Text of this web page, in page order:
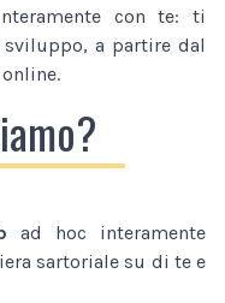
con te: ti
a partire dal
ad hoc interamente
sartoriale su di te e